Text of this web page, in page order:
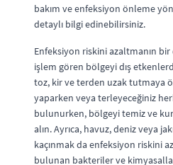
bakım ve enfeksiyon önleme
detaylı bilgi edinebilirsiniz.
Enfeksiyon riskini azaltmanın
işlem gören bölgeyi dış
toz, kir ve terden uzak tutmaya
yaparken veya terleyeceğiniz
bulunurken, bölgeyi temiz ve
alın. Ayrıca, havuz, deniz veya
kaçınmak da enfeksiyon riskini
bulunan bakteriler ve